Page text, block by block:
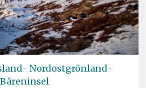
Nordostgrönland-